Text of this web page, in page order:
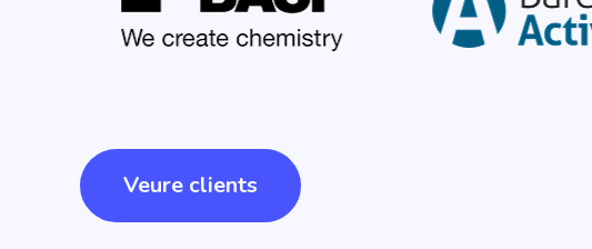
Veure clients